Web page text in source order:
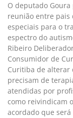
O deputado
reunião entre pais
especiais para o
espectro do
Ribeiro
Consumidor de
Curitiba de alterar
precisam de
atendidas por
como reivindicam
acordado que